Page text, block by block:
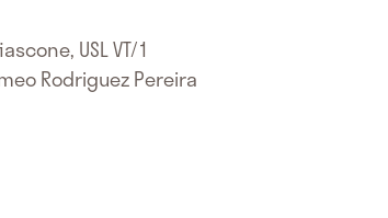
USL VT/1
Rodriguez Pereira